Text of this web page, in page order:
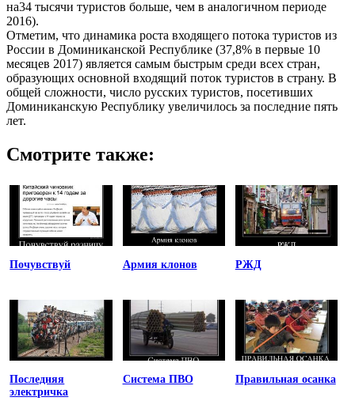
на34 тысячи туристов больше, чем в аналогичном периоде
2016).
Отметим, что динамика роста входящего потока туристов из
России в Доминиканской Республике (37,8% в первые 10
месяцев 2017) является самым быстрым среди всех стран,
образующих основной входящий поток туристов в страну. В
общей сложности, число русских туристов, посетивших
Доминиканскую Республику увеличилось за последние пять
лет.
Смотрите также:
Почувствуй Армия клонов РЖД
Последняя
электричка
Система ПВО Правильная осанка